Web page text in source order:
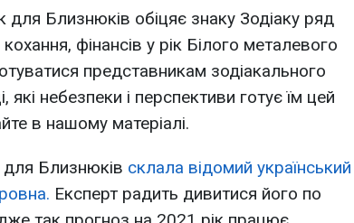
для Близнюків обіцяє знаку Зодіаку ряд
фінансів у рік Білого металевого
представникам зодіакального
які небезпеки і перспективи готує їм цей
в нашому матеріалі.
Близнюків склала відомий український
Експерт радить дивитися його по